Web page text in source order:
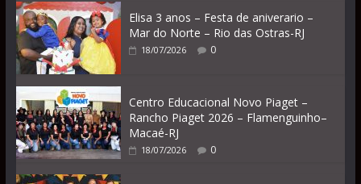
Elisa 3 anos – Festa de aniverario –
Mar do Norte – Rio das Ostras-RJ
18/07/2026 0
Centro Educacional Novo Piaget –
Rancho Piaget 2026 – Flamenguinho–
Macaé-RJ
18/07/2026 0